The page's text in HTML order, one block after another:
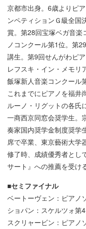
京都市出身。6歳よりピ
ンペティションＧ級全国
賞。第28回宝塚ベガ音楽
ノコンクール第1位。第
講生。第9回せんがわピ
レフスキ・イン・メモリ
飯塚新人音楽コンクール
これまでにピアノを福井
ルーノ・リグットの各氏
一商西京同窓会奨学生。
奏家国内奨学金制度奨学
席で卒業、東京藝術大学
修了時、成績優秀者とし
サート』への推薦を受け
■セミファイナル
ベートーヴェン：ピアノ
ショパン：スケルツォ第
スクリャービン：ピアノ